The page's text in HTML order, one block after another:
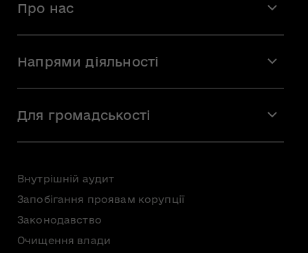
Про нас
Команда
Вакансії
Напрями діяльності
Мистецька освіта
Для громадськості
Громадська рада
Консультації з громадськістю
Доступ до публічної інформації
Безоплатна первинна правнича допомога
Внутрішній аудит
Запобігання проявам корупції
Законодавство
Очищення влади